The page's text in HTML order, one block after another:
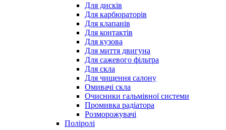
Для дисків
Для карбюраторів
Для клапанів
Для контактів
Для кузова
Для миття двигуна
Для сажевого фільтра
Для скла
Для чищення салону
Омивачі скла
Очисники гальмівної системи
Промивка радіатора
Розморожувачі
Поліролі